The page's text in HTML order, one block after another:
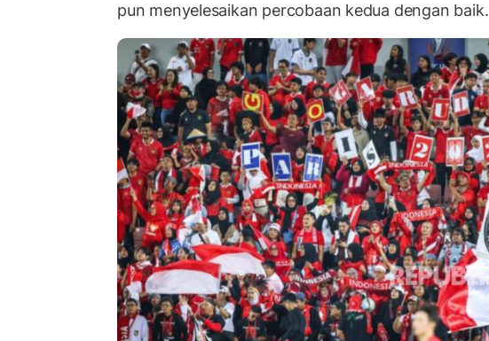
pun menyelesaikan percobaan kedua dengan baik.